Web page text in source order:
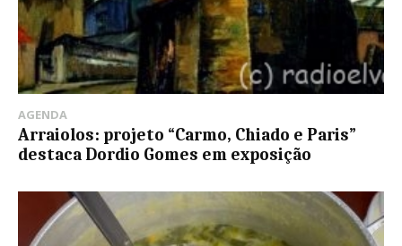
AGENDA
Arraiolos: projeto “Carmo, Chiado e Paris”
destaca Dordio Gomes em exposição